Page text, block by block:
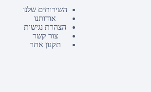
השירותים שלנו
אודותנו
הצהרת נגישות
צור קשר
תקנון אתר